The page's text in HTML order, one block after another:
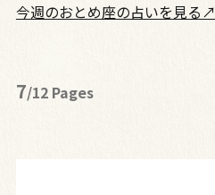
今週のおとめ座の占いを見る↗
7/12 Pages